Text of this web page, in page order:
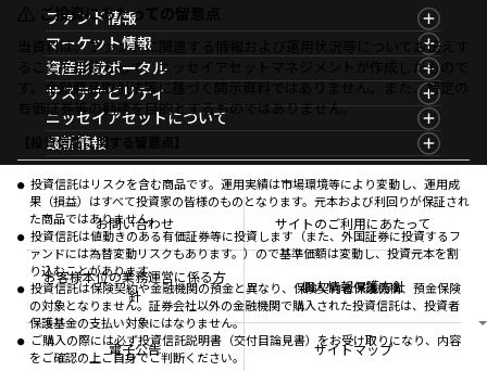
ご投資にあたっての留意点
当資料は、ファンドに関連する情報および運用状況等についてお伝えす
ることを目的として、ニッセイアセットマネジメントが作成したもので
す。金融商品取引法等に基づく開示資料ではありません。また、特定の
有価証券等の勧誘を目的とするものではありません。
【投資信託に関する留意点】
投資信託はリスクを含む商品です。運用実績は市場環境等により変動し、運用成
果（損益）はすべて投資家の皆様のものとなります。元本および利回りが保証され
た商品ではありません。
投資信託は値動きのある有価証券等に投資します（また、外国証券に投資するフ
ァンドには為替変動リスクもあります。）ので基準価額は変動し、投資元本を割
り込むことがあります。
投資信託は保険契約や金融機関の預金と異なり、保険契約者保護機構、預金保険
の対象となりません。証券会社以外の金融機関で購入された投資信託は、投資者
保護基金の支払い対象にはなりません。
ご購入の際には必ず投資信託説明書（交付目論見書）をお受け取りになり、内容
をご確認の上ご自身でご判断ください。
ファンド情報
ファンド情報TOP
基準価額一覧
ファンド検索
ファンド比較
決算カレンダー
海外休日カレンダー
投資信託新商品のご案内
投資信託償還商品のご案内
ちょこっと3分！ファンドシアター
有価証券届出書の効力の発生の有無について
こだわりのインデックスファンド 購入・換金手数料
なしシリーズ
確定拠出年金について
マーケット情報
マーケット情報TOP
マーケット指数
マーケットレポート
コラム
ファンドレポート
資産形成ポータル
資産形成ポータルTOP
資産形成サービス
Nダイレクト
Goal Navi
資産形成サポート
NAMシティ
お問い合わせ
よくあるご質問
投資の教室
サステナビリティ
サステナビリティTOP
サステナビリティ経営
サステナブル投資
ニッセイアセットについて
ニッセイアセットについてTOP
会社情報
プレスリリース
受賞歴
方針・その他開示情報
採用情報
公式キャラクターのご紹介
最新情報
マーケットニュース
商品ニュース
おしらせ
メディアお問い合わせ サイトのご利用にあたって
お客様本位の業務運営に係る方
針
個人情報保護方針
電子公告 サイトマップ